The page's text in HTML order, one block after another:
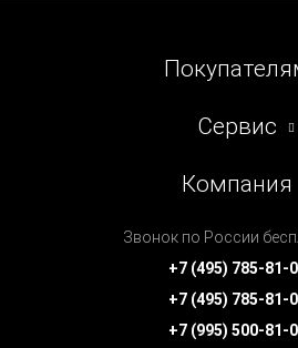
Сервис
Компания
Звонок по России
+7 (495) 785-81-
+7 (495) 785-81-
+7 (995) 500-81-